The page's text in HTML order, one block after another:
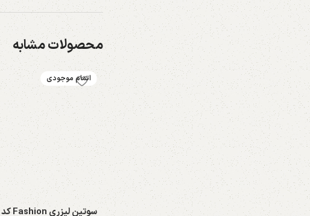
محصولات مشابه
اتمام موجودی
سوتین لیزری Fashion کد ۳۷۱۴